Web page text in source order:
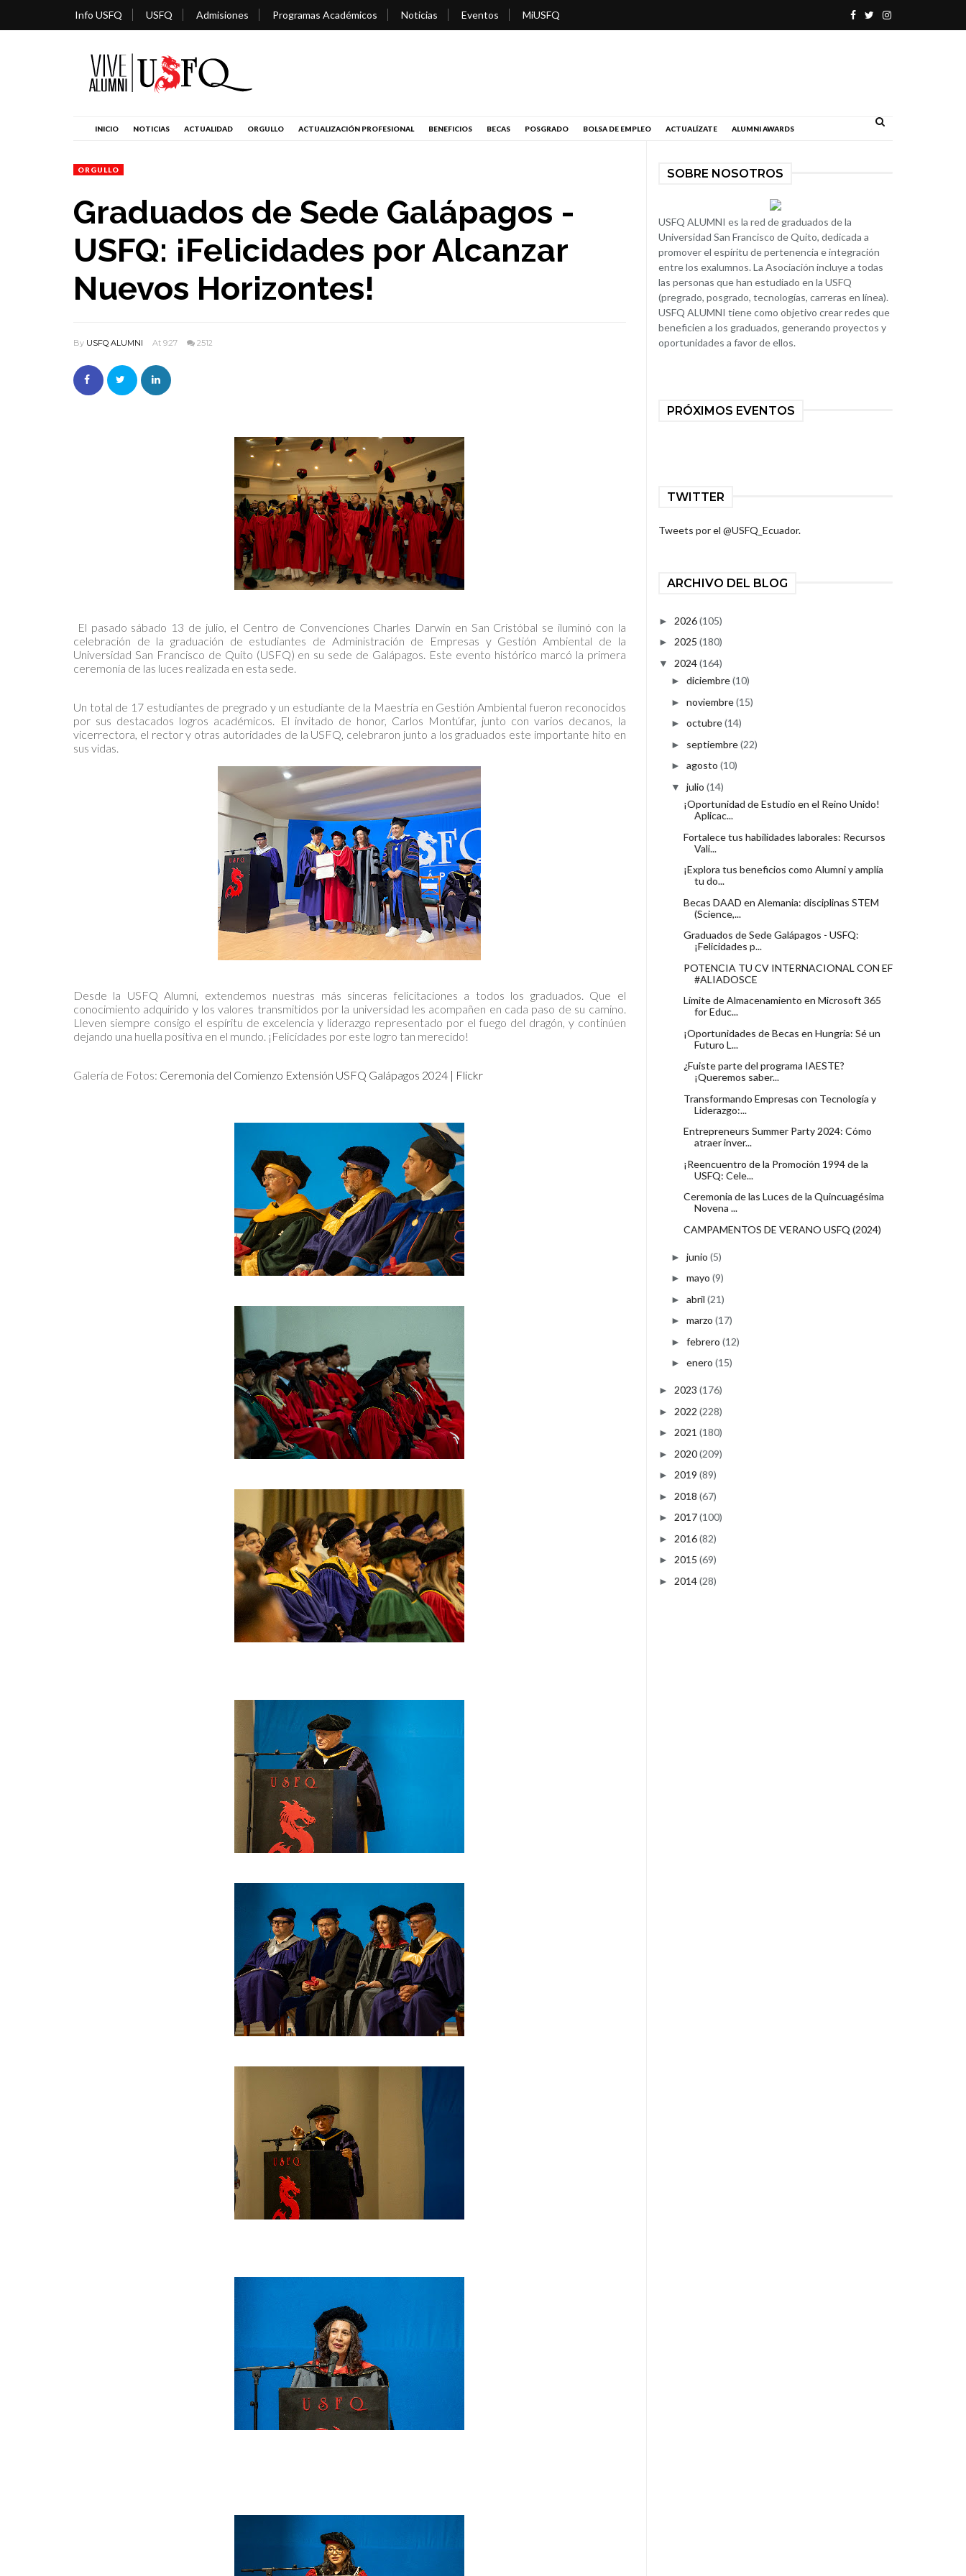
Info USFQ USFQ Admisiones Programas Académicos Noticias Eventos MiUSFQ
INICIO NOTICIAS ACTUALIDAD ORGULLO ACTUALIZACIÓN PROFESIONAL BENEFICIOS BECAS POSGRADO BOLSA DE EMPLEO ACTUALÍZATE ALUMNI AWARDS
ORGULLO
Graduados de Sede Galápagos -
USFQ: ¡Felicidades por Alcanzar
Nuevos Horizontes!
By USFQ ALUMNI At 9:27 2512
El pasado sábado 13 de julio, el Centro de Convenciones Charles Darwin en San Cristóbal se iluminó con la
celebración de la graduación de estudiantes de Administración de Empresas y Gestión Ambiental de la
Universidad San Francisco de Quito (USFQ) en su sede de Galápagos. Este evento histórico marcó la primera
ceremonia de las luces realizada en esta sede.
Un total de 17 estudiantes de pregrado y un estudiante de la Maestría en Gestión Ambiental fueron reconocidos
por sus destacados logros académicos. El invitado de honor, Carlos Montúfar, junto con varios decanos, la
vicerrectora, el rector y otras autoridades de la USFQ, celebraron junto a los graduados este importante hito en
sus vidas.
Desde la USFQ Alumni, extendemos nuestras más sinceras felicitaciones a todos los graduados. Que el
conocimiento adquirido y los valores transmitidos por la universidad les acompañen en cada paso de su camino.
Lleven siempre consigo el espíritu de excelencia y liderazgo representado por el fuego del dragón, y continúen
dejando una huella positiva en el mundo. ¡Felicidades por este logro tan merecido!
Galería de Fotos: Ceremonia del Comienzo Extensión USFQ Galápagos 2024 | Flickr
SOBRE NOSOTROS
USFQ ALUMNI es la red de graduados de la
Universidad San Francisco de Quito, dedicada a
promover el espíritu de pertenencia e integración
entre los exalumnos. La Asociación incluye a todas
las personas que han estudiado en la USFQ
(pregrado, posgrado, tecnologías, carreras en línea).
USFQ ALUMNI tiene como objetivo crear redes que
beneficien a los graduados, generando proyectos y
oportunidades a favor de ellos.
PRÓXIMOS EVENTOS
TWITTER
Tweets por el @USFQ_Ecuador.
ARCHIVO DEL BLOG
► 2026(105)
► 2025 (180)
▼ 2024(164)
► diciembre(10)
► noviembre(15)
► octubre(14)
► septiembre(22)
► agosto (10)
▼ julio (14)
¡Oportunidad de Estudio en el Reino Unido!
Aplicac...
Fortalece tus habilidades laborales: Recursos
Vali...
¡Explora tus beneficios como Alumni y amplía
tu do...
Becas DAAD en Alemania: disciplinas STEM
(Science,...
Graduados de Sede Galápagos - USFQ:
¡Felicidades p...
POTENCIA TU CV INTERNACIONAL CON EF
#ALIADOSCE
Límite de Almacenamiento en Microsoft 365
for Educ...
¡Oportunidades de Becas en Hungría: Sé un
Futuro L...
¿Fuiste parte del programa IAESTE?
¡Queremos saber...
Transformando Empresas con Tecnología y
Liderazgo:...
Entrepreneurs Summer Party 2024: Cómo
atraer inver...
¡Reencuentro de la Promoción 1994 de la
USFQ: Cele...
Ceremonia de las Luces de la Quincuagésima
Novena ...
CAMPAMENTOS DE VERANO USFQ (2024)
► junio (5)
► mayo (9)
► abril (21)
► marzo (17)
► febrero (12)
► enero (15)
► 2023 (176)
► 2022 (228)
► 2021 (180)
► 2020(209)
► 2019 (89)
► 2018 (67)
► 2017(100)
► 2016(82)
► 2015 (69)
► 2014(28)